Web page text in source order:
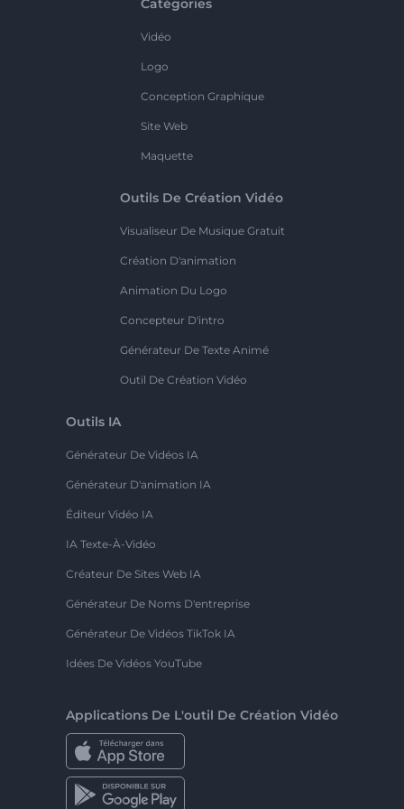
Catégories
Vidéo
Logo
Conception Graphique
Site Web
Maquette
Outils De Création Vidéo
Visualiseur De Musique Gratuit
Création D'animation
Animation Du Logo
Concepteur D'intro
Générateur De Texte Animé
Outil De Création Vidéo
Outils IA
Générateur De Vidéos IA
Générateur D'animation IA
Éditeur Vidéo IA
IA Texte-À-Vidéo
Créateur De Sites Web IA
Générateur De Noms D'entreprise
Générateur De Vidéos TikTok IA
Idées De Vidéos YouTube
Applications De L'outil De Création Vidéo